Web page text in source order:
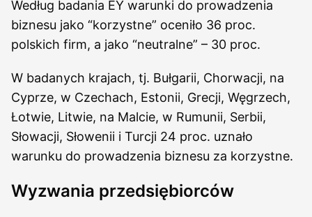
Według badania EY warunki do prowadzenia
biznesu jako “korzystne” oceniło 36 proc.
polskich firm, a jako “neutralne” – 30 proc.
W badanych krajach, tj. Bułgarii, Chorwacji, na
Cyprze, w Czechach, Estonii, Grecji, Węgrzech,
Łotwie, Litwie, na Malcie, w Rumunii, Serbii,
Słowacji, Słowenii i Turcji 24 proc. uznało
warunku do prowadzenia biznesu za korzystne.
Wyzwania przedsiębiorców